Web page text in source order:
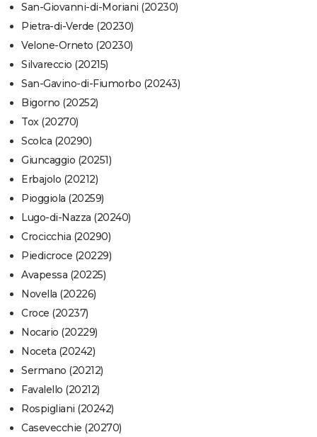
San-Giovanni-di-Moriani (20230)
Pietra-di-Verde (20230)
Velone-Orneto (20230)
Silvareccio (20215)
San-Gavino-di-Fiumorbo (20243)
Bigorno (20252)
Tox (20270)
Scolca (20290)
Giuncaggio (20251)
Erbajolo (20212)
Pioggiola (20259)
Lugo-di-Nazza (20240)
Crocicchia (20290)
Piedicroce (20229)
Avapessa (20225)
Novella (20226)
Croce (20237)
Nocario (20229)
Noceta (20242)
Sermano (20212)
Favalello (20212)
Rospigliani (20242)
Casevecchie (20270)